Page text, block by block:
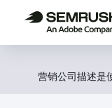
营销公司描述是